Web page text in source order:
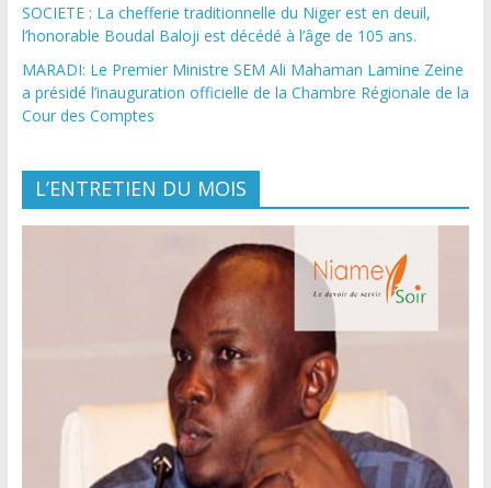
SOCIETE : La chefferie traditionnelle du Niger est en deuil,
l’honorable Boudal Baloji est décédé à l’âge de 105 ans.
MARADI: Le Premier Ministre SEM Ali Mahaman Lamine Zeine
a présidé l’inauguration officielle de la Chambre Régionale de la
Cour des Comptes
L’ENTRETIEN DU MOIS